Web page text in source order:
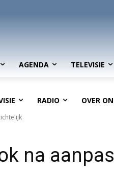
AGENDA TELEVISIE
RADIO OVER
na